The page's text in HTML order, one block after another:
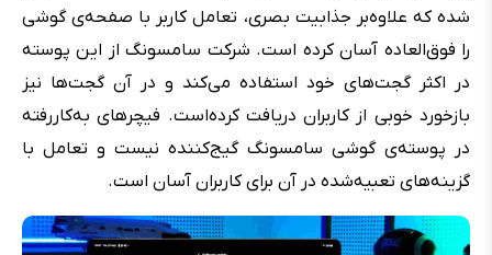
شده که علاوه‌بر جذابیت بصری، تعامل کاربر با صفحه‌ی گوشی
را فوق‌العاده آسان کرده است. شرکت سامسونگ از این پوسته
در اکثر گجت‌های خود استفاده می‌کند و در آن گجت‌ها نیز
بازخورد خوبی از کاربران دریافت کرده‌است. فیچرهای به‌کاررفته
در پوسته‌ی گوشی سامسونگ گیج‌کننده نیست و تعامل با
گزینه‌های تعبیه‌شده در آن برای کاربران آسان است.